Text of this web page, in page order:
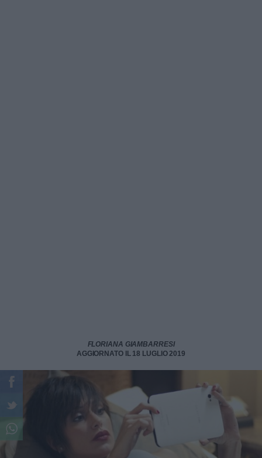
FLORIANA GIAMBARRESI
AGGIORNATO IL 18 LUGLIO 2019